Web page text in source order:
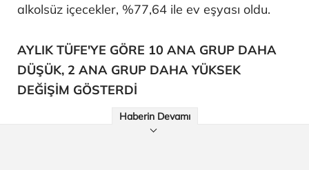
alkolsüz içecekler, %77,64 ile ev eşyası oldu.
AYLIK TÜFE'YE GÖRE 10 ANA GRUP DAHA
DÜŞÜK, 2 ANA GRUP DAHA YÜKSEK
DEĞİŞİM GÖSTERDİ
Haberin Devamı